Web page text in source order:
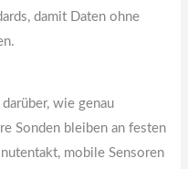
damit Daten ohne
wie genau
Sonden bleiben an festen
mobile Sensoren